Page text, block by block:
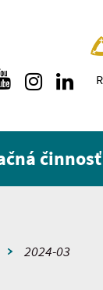
činnosť
2024-03